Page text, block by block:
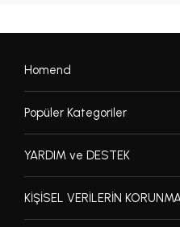
kullanım
sunar. Günlük kullanım ve
Homend
Popüler Kategoriler
YARDIM ve DESTEK
KİŞİSEL VERİLERİN